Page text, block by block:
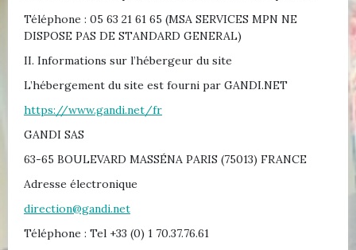
Téléphone : 05 63 21 61 65 (MSA SERVICES MPN NE
DISPOSE PAS DE STANDARD GENERAL)
II. Informations sur l’hébergeur du site
L’hébergement du site est fourni par GANDI.NET
https://www.gandi.net/fr
GANDI SAS
63-65 BOULEVARD MASSÉNA PARIS (75013) FRANCE
Adresse électronique
direction@gandi.net
Téléphone : Tel +33 (0) 1 70.37.76.61